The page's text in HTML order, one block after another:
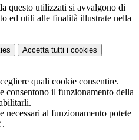
questo utilizzati si avvalgono di
ed utili alle finalità illustrate nella
Accetta tutti i cookies
quali cookie consentire.
consentono il funzionamento della
necessari al funzionamento potete
.